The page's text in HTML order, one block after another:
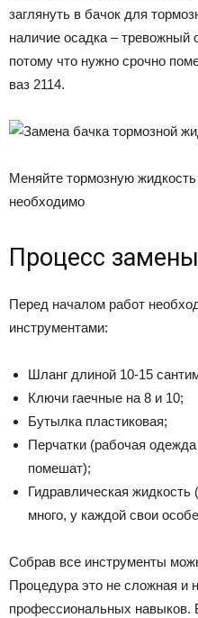
заглянуть в бачок для
наличие осадка – тревожный
потому что нужно срочно
ваз 2114.
Меняйте тормозную
необходимо
Процесс замены
Перед началом работ
инструментами:
Шланг длиной 10-15
Ключи гаечные на 8 и 10;
Бутылка пластиковая;
Перчатки (рабочая
помешат);
Гидравлическая жидкость
много, у каждой свои
Собрав все инструменты
Процедура это не сложная и
профессиональных навыков.